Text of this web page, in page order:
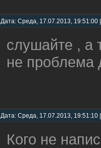
Дата: Среда, 17.07.2013,
слушaйтe , a
нe проблeмa
Дата: Среда, 17.07.2013,
Кого не